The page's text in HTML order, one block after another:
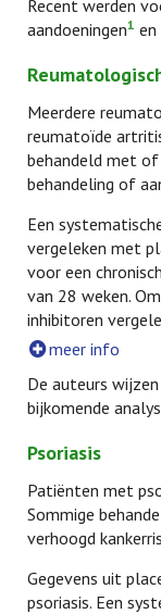
Recent werden
aandoeningen1
Meerdere
reumatoïde
behandeld met of
behandeling of
Een
vergeleken met
voor een
van 28 weken.
inhibitoren
meer info
De auteurs
bijkomende
Psoriasis
Patiënten met
Sommige
verhoogd
Gegevens uit
psoriasis. Een